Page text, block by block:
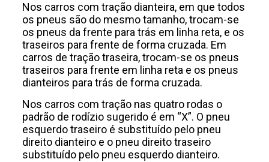
Nos carros com tração dianteira, em que todos
os pneus são do mesmo tamanho, trocam-se
os pneus da frente para trás em linha reta, e os
traseiros para frente de forma cruzada. Em
carros de tração traseira, trocam-se os pneus
traseiros para frente em linha reta e os pneus
dianteiros para trás de forma cruzada.
Nos carros com tração nas quatro rodas o
padrão de rodízio sugerido é em “X”. O pneu
esquerdo traseiro é substituído pelo pneu
direito dianteiro e o pneu direito traseiro
substituído pelo pneu esquerdo dianteiro.